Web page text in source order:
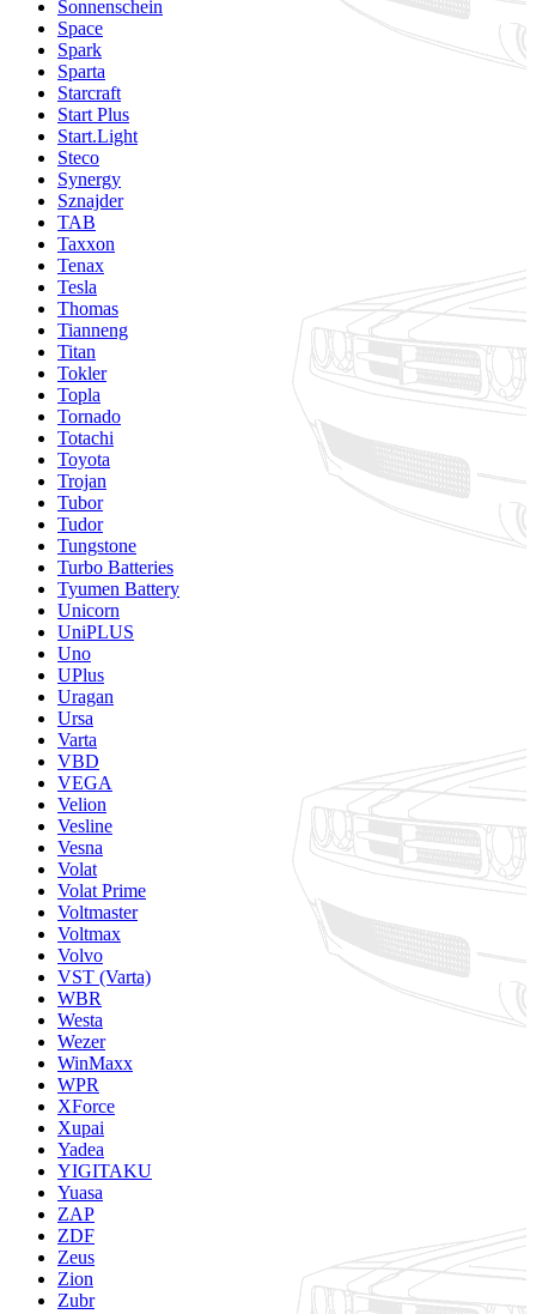
Sonnenschein
Space
Spark
Sparta
Starcraft
Start Plus
Start.Light
Steco
Synergy
Sznajder
TAB
Taxxon
Tenax
Tesla
Thomas
Tianneng
Titan
Tokler
Topla
Tornado
Totachi
Toyota
Trojan
Tubor
Tudor
Tungstone
Turbo Batteries
Tyumen Battery
Unicorn
UniPLUS
Uno
UPlus
Uragan
Ursa
Varta
VBD
VEGA
Velion
Vesline
Vesna
Volat
Volat Prime
Voltmaster
Voltmax
Volvo
VST (Varta)
WBR
Westa
Wezer
WinMaxx
WPR
XForce
Xupai
Yadea
YIGITAKU
Yuasa
ZAP
ZDF
Zeus
Zion
Zubr